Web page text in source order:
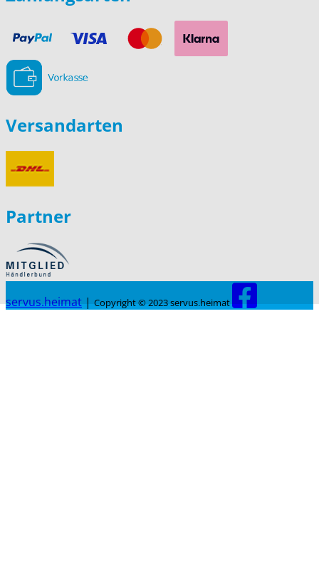
Versandarten
Partner
servus.heimat | Copyright © 2023 servus.heimat